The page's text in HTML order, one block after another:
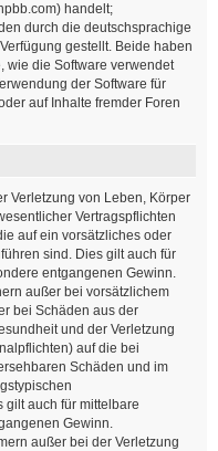
handelt;
durch die deutschsprachige
gestellt. Beide haben
wie die Software verwendet
der Software für
auf Inhalte fremder Foren
Verletzung von Leben, Körper
Vertragspflichten
auf ein vorsätzliches oder
sind. Dies gilt auch für
entgangenen Gewinn.
außer bei vorsätzlichem
bei Schäden aus der
und der Verletzung
auf die bei
Schäden und im
gilt auch für mittelbare
Gewinn.
außer bei der Verletzung